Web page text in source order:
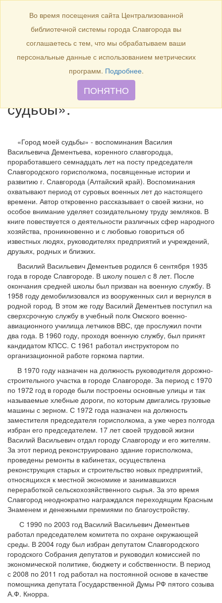
Toggle
navigation
БИБЛИОТЕКА
2008 г. – 15 лет назад в
городской типографии была
издана книга В. В.
Деменьева «Город моей
судьбы».
«Город моей судьбы» - воспоминания Василия
Васильевича Дементьева, коренного славгородца,
проработавшего семнадцать лет на посту председателя
Славгородского горисполкома, посвященные истории и
развитию г. Славгорода (Алтайский край). Воспоминания
охватывают период от суровых военных лет до настоящего
времени. Автор откровенно рассказывает о своей жизни, но
особое внимание уделяет созидательному труду земляков. В
книге повествуется о деятельности различных сфер народного
хозяйства, проникновенно и с любовью говориться об
известных людях, руководителях предприятий и учреждений,
друзьях, родных и близких.
Василий Васильевич Дементьев родился 6 сентября 1935
года в городе Славгороде. В школу пошел с 8 лет. После
окончания средней школы был призван на военную службу. В
1958 году демобилизовался из вооруженных сил и вернулся в
родной город. В этом же году Василий Дементьев поступил на
сверхсрочную службу в учебный полк Омского военно-
авиационного училища летчиков ВВС, где прослужил почти
два года. В 1960 году, проходя военную службу, был принят
кандидатом КПСС. С 1961 работал инструктором по
организационной работе горкома партии.
В 1970 году назначен на должность руководителя дорожно-
строительного участка в городе Славгороде. За период с 1970
по 1972 год в городе были построены основные улицы и так
называемые хлебные дороги, по которым двигались грузовые
машины с зерном. С 1972 года назначен на должность
заместителя председателя горисполкома, а уже через полгода
избран его председателем. 17 лет своей трудовой жизни
Василий Васильевич отдал городу Славгороду и его жителям.
За этот период реконструировано здание горисполкома,
проведены ремонты в кабинетах, осуществлена
реконструкция старых и строительство новых предприятий,
относящихся к местной экономике и занимавшихся
переработкой сельскохозяйственного сырья. За это время
Славгород неоднократно награждался переходящим Красным
Знаменем и денежными премиями по благоустройству.
С 1990 по 2003 год Василий Васильевич Дементьев
работал председателем комитета по охране окружающей
среды. В 2004 году был избран депутатом Славгородского
городского Собрания депутатов и руководил комиссией по
экономической политике, бюджету и собственности. В период
с 2008 по 2011 год работал на постоянной основе в качестве
помощника депутата Государственной Думы РФ пятого созыва
А.Ф. Кнорра.
Во время посещения сайта Централизованной
библиотечной системы города Славгорода вы
соглашаетесь с тем, что мы обрабатываем ваши
персональные данные с использованием метрических
программ. Подробнее.
ПОНЯТНО